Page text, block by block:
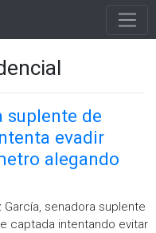
suplente de
evadir
alegando
García, senadora suplente
captada intentando evitar